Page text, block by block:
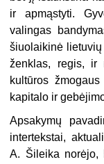
ir apmąstyti.
valingas
šiuolaikinė
ženklas, regis, ir
kultūros
kapitalo ir
Apsakymų
intertekstai,
A. Šileika norėjo,